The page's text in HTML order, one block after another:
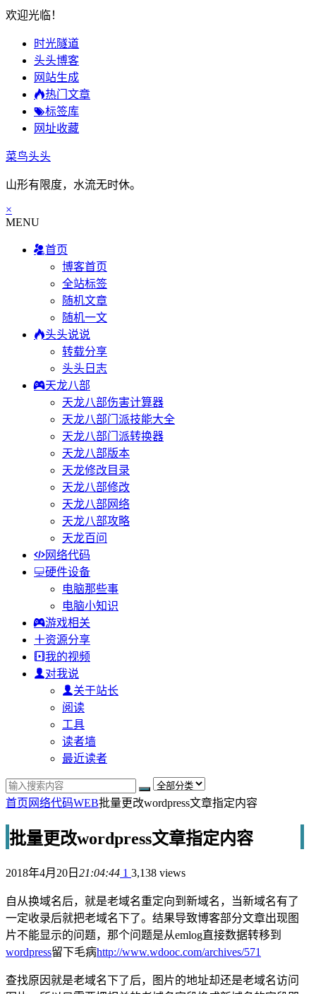
欢迎光临！
时光隧道
头头博客
网站生成
热门文章
标签库
网址收藏
菜鸟头头
山形有限度，水流无时休。
×
MENU
首页
博客首页
全站标签
随机文章
随机一文
头头说说
转载分享
头头日志
天龙八部
天龙八部伤害计算器
天龙八部门派技能大全
天龙八部门派转换器
天龙八部版本
天龙修改目录
天龙八部修改
天龙八部网络
天龙八部攻略
天龙百问
网络代码
硬件设备
电脑那些事
电脑小知识
游戏相关
资源分享
我的视频
对我说
关于站长
阅读
工具
读者墙
最近读者
首页 网络代码WEB批量更改wordpress文章指定内容
批量更改wordpress文章指定内容
2018年4月20日 21:04:44 1 3,138 views
自从换域名后，就是老域名重定向到新域名，当新域名有了
一定收录后就把老域名下了。结果导致博客部分文章出现图
片不能显示的问题，那个问题是从emlog直接数据转移到
wordpress留下毛病http://www.wdooc.com/archives/571
查找原因就是老域名下了后，图片的地址却还是老域名访问